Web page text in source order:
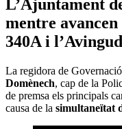
L’Ajuntament
mentre
340A i
La regidora de
Domènech, cap de la
de premsa els principals
causa de la simultaneïtat